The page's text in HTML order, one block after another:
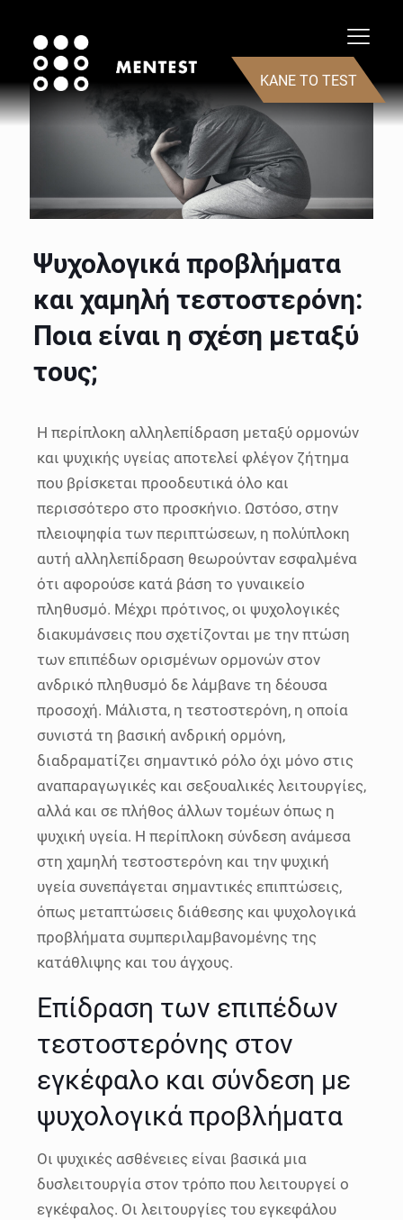
ΚΑΝΕ ΤΟ TEST
Ψυχολογικά προβλήματα
και χαμηλή τεστοστερόνη:
Ποια είναι η σχέση μεταξύ
τους;
Η περίπλοκη αλληλεπίδραση μεταξύ ορμονών
και ψυχικής υγείας αποτελεί φλέγον ζήτημα
που βρίσκεται προοδευτικά όλο και
περισσότερο στο προσκήνιο. Ωστόσο, στην
πλειοψηφία των περιπτώσεων, η πολύπλοκη
αυτή αλληλεπίδραση θεωρούνταν εσφαλμένα
ότι αφορούσε κατά βάση το γυναικείο
πληθυσμό. Μέχρι πρότινος, οι ψυχολογικές
διακυμάνσεις που σχετίζονται με την πτώση
των επιπέδων ορισμένων ορμονών στον
ανδρικό πληθυσμό δε λάμβανε τη δέουσα
προσοχή. Μάλιστα, η τεστοστερόνη, η οποία
συνιστά τη βασική ανδρική ορμόνη,
διαδραματίζει σημαντικό ρόλο όχι μόνο στις
αναπαραγωγικές και σεξουαλικές λειτουργίες,
αλλά και σε πλήθος άλλων τομέων όπως η
ψυχική υγεία. Η περίπλοκη σύνδεση ανάμεσα
στη χαμηλή τεστοστερόνη και την ψυχική
υγεία συνεπάγεται σημαντικές επιπτώσεις,
όπως μεταπτώσεις διάθεσης και ψυχολογικά
προβλήματα συμπεριλαμβανομένης της
κατάθλιψης και του άγχους.
Επίδραση των επιπέδων
τεστοστερόνης στον
εγκέφαλο και σύνδεση με
ψυχολογικά προβλήματα
Οι ψυχικές ασθένειες είναι βασικά μια
δυσλειτουργία στον τρόπο που λειτουργεί ο
εγκέφαλος. Οι λειτουργίες του εγκεφάλου